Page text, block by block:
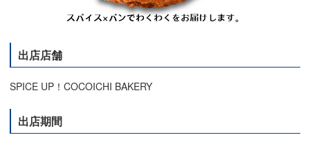
出店店舗
SPICE UP！COCOICHI BAKERY
出店期間